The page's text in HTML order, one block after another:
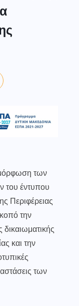
των
του έντυπου
Περιφέρειας
την
και την
των